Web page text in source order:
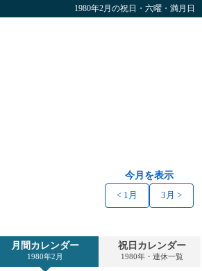
1980年2月の祝日・六曜・満月日
今月を表示
< 1月 3月 >
月間カレンダー
1980年2月
祝日カレンダー
1980年・連休一覧